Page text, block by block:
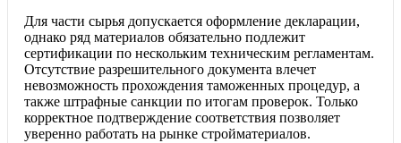
Для части сырья допускается оформление декларации,
однако ряд материалов обязательно подлежит
сертификации по нескольким техническим регламентам.
Отсутствие разрешительного документа влечет
невозможность прохождения таможенных процедур, а
также штрафные санкции по итогам проверок. Только
корректное подтверждение соответствия позволяет
уверенно работать на рынке стройматериалов.